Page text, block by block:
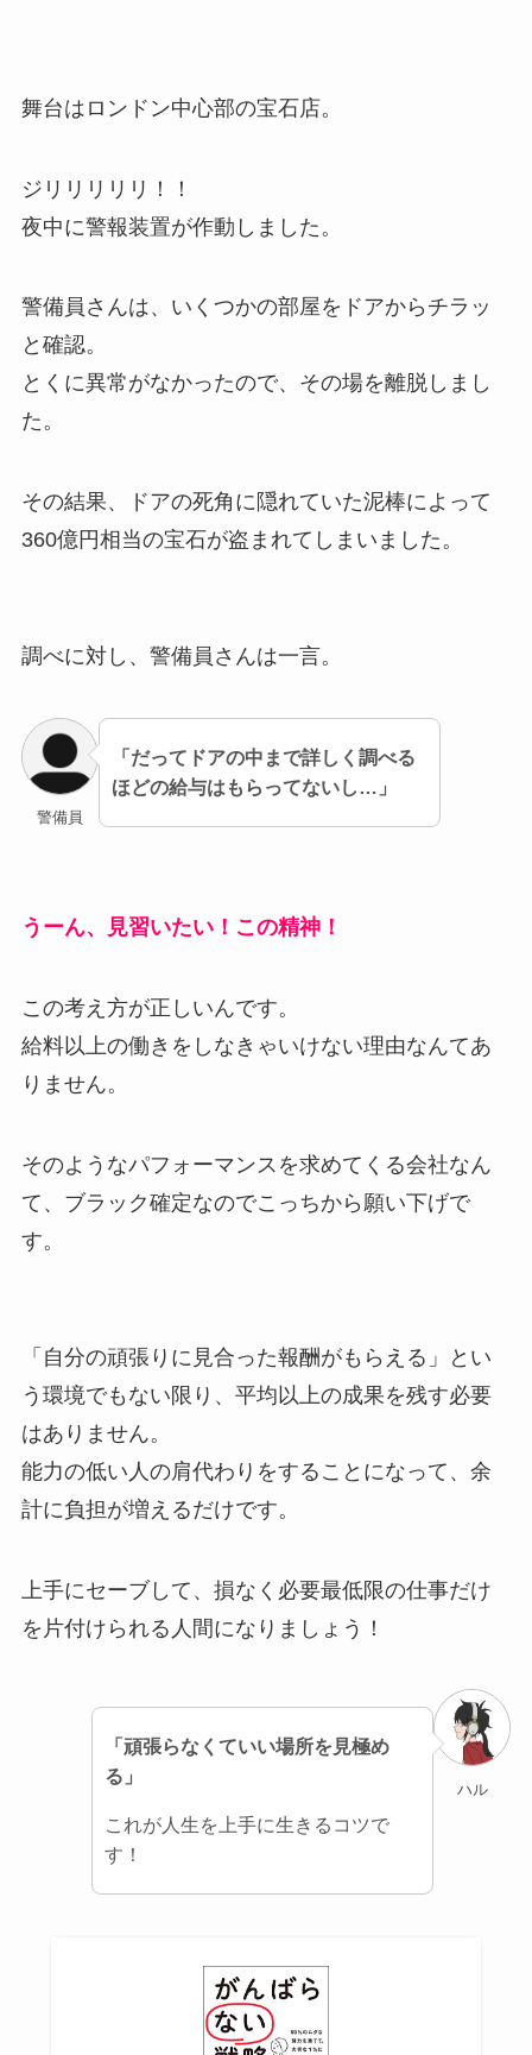
舞台はロンドン中心部の宝石店。
ジリリリリリ！！
夜中に警報装置が作動しました。
警備員さんは、いくつかの部屋をドアからチラッ
と確認。
とくに異常がなかったので、その場を離脱しまし
た。
その結果、ドアの死角に隠れていた泥棒によって
360億円相当の宝石が盗まれてしまいました。
調べに対し、警備員さんは一言。
警備員
「だってドアの中まで詳しく調べる
ほどの給与はもらってないし…」
うーん、見習いたい！この精神！
この考え方が正しいんです。
給料以上の働きをしなきゃいけない理由なんてあ
りません。
そのようなパフォーマンスを求めてくる会社なん
て、ブラック確定なのでこっちから願い下げで
す。
「自分の頑張りに見合った報酬がもらえる」とい
う環境でもない限り、平均以上の成果を残す必要
はありません。
能力の低い人の肩代わりをすることになって、余
計に負担が増えるだけです。
上手にセーブして、損なく必要最低限の仕事だけ
を片付けられる人間になりましょう！
「頑張らなくていい場所を見極め
る」
これが人生を上手に生きるコツで
す！
ハル